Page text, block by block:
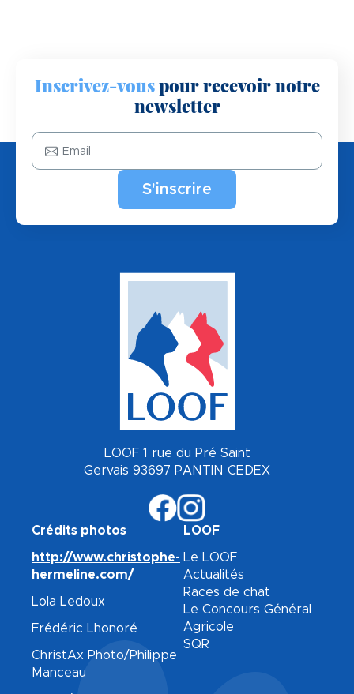
Inscrivez-vouspour recevoir notre
newsletter
LOOF 1 rue du Pré Saint
Gervais 93697 PANTIN CEDEX
Crédits photos
http://www.christophe-
hermeline.com/
Lola Ledoux
Frédéric Lhonoré
ChristAx Photo/Philippe
Manceau
LOOF
Le LOOF
Actualités
Races de chat
Le Concours Général
Agricole
SQR